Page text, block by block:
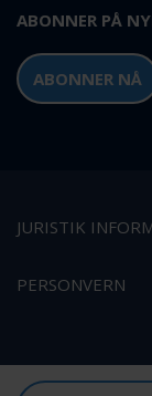
ABONNER PÅ
ABONNER NÅ
JURISTIK
PERSONVERN